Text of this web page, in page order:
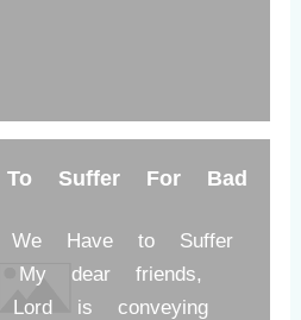
Suffer For Bad
We Have to Suffer
My dear friends,
is conveying